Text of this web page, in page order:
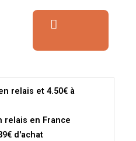
relais et 4.50€ à
relais en France
d'achat